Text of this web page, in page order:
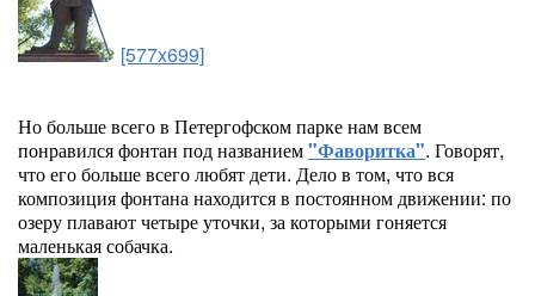
[577x699]
Но больше всего в Петергофском парке нам всем
понравился фонтан под названием"Фаворитка". Говорят,
что его больше всего любят дети. Дело в том, что вся
композиция фонтана находится в постоянном движении: по
озеру плавают четыре уточки, за которыми гоняется
маленькая собачка.